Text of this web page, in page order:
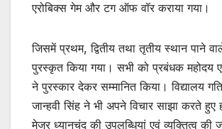
एरोबिक्स गेम और टग ऑफ वॉर कराया गया।
जिसमें प्रथम, द्वितीय तथा तृतीय स्थान पाने
पुरस्कृत किया गया। सभी को प्रबंधक महोदय एवं
ने पुरस्कार देकर सम्मानित किया। विद्यालय
जान्हवी सिंह ने भी अपने विचार साझा करते हुए
मेजर ध्यानचंद की उपलब्धियां एवं व्यक्तित्व की